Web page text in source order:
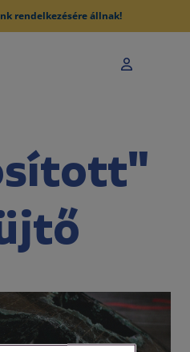
rendelkezésére állnak!